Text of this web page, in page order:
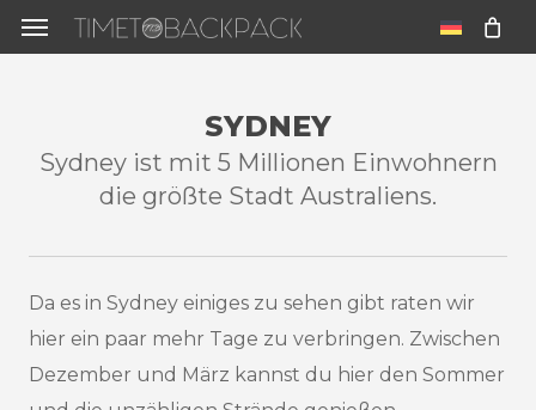
Skip
to
Menu
SYDNEY
Sydney ist mit 5 Millionen Einwohnern
die größte Stadt Australiens.
Da es in Sydney einiges zu sehen gibt raten wir
hier ein paar mehr Tage zu verbringen. Zwischen
Dezember und März kannst du hier den Sommer